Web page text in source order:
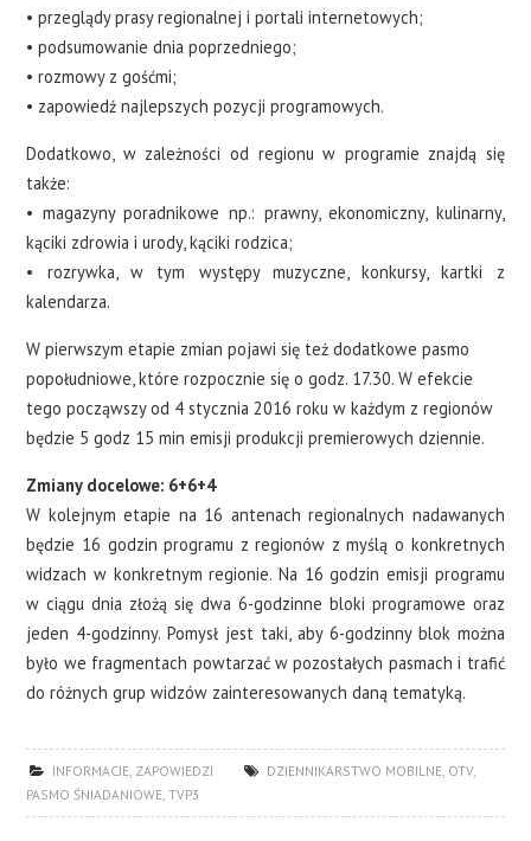
• przeglądy prasy regionalnej i portali internetowych;
• podsumowanie dnia poprzedniego;
• rozmowy z gośćmi;
• zapowiedź najlepszych pozycji programowych.
Dodatkowo, w zależności od regionu w programie znajdą się
także:
• magazyny poradnikowe np.: prawny, ekonomiczny, kulinarny,
kąciki zdrowia i urody, kąciki rodzica;
• rozrywka, w tym występy muzyczne, konkursy, kartki z
kalendarza.
W pierwszym etapie zmian pojawi się też dodatkowe pasmo
popołudniowe, które rozpocznie się o godz. 17.30. W efekcie
tego począwszy od 4 stycznia 2016 roku w każdym z regionów
będzie 5 godz 15 min emisji produkcji premierowych dziennie.
Zmiany docelowe: 6+6+4
W kolejnym etapie na 16 antenach regionalnych nadawanych
będzie 16 godzin programu z regionów z myślą o konkretnych
widzach w konkretnym regionie. Na 16 godzin emisji programu
w ciągu dnia złożą się dwa 6-godzinne bloki programowe oraz
jeden 4-godzinny. Pomysł jest taki, aby 6-godzinny blok można
było we fragmentach powtarzać w pozostałych pasmach i trafić
do różnych grup widzów zainteresowanych daną tematyką.
INFORMACJE, ZAPOWIEDZI DZIENNIKARSTWO MOBILNE, OTV,
PASMO ŚNIADANIOWE,TVP3